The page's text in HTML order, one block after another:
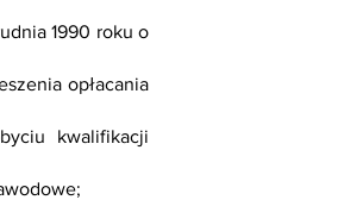
1990 roku o
opłacania
kwalifikacji